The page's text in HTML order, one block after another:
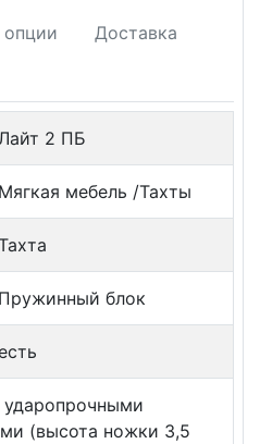
Доставка
2 ПБ
Мягкая мебель /Тахты
Пружинный блок
ударопрочными
(высота ножки 3,5